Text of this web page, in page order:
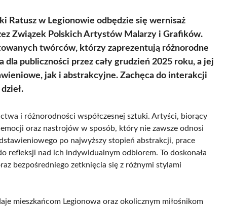
Ratusz w Legionowie odbędzie się wernisaż
Związek Polskich Artystów Malarzy i Grafików.
twórców, którzy zaprezentują różnorodne
publiczności przez cały grudzień 2025 roku, a jej
jak i abstrakcyjne. Zachęca do interakcji
i różnorodności współczesnej sztuki. Artyści, biorący
oraz nastrojów w sposób, który nie zawsze odnosi
po najwyższy stopień abstrakcji, prace
refleksji nad ich indywidualnym odbiorem. To doskonała
bezpośredniego zetknięcia się z różnymi stylami
mieszkańcom Legionowa oraz okolicznym miłośnikom